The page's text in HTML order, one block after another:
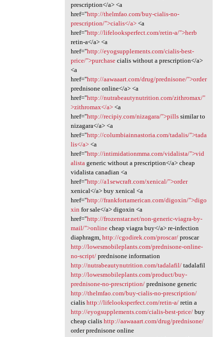
prescription</a> <a
href="http://thelmfao.com/buy-cialis-no-
prescription/">cialis</a><a
href="http://lifelooksperfect.com/retin-a/">herb
retin-a</a> <a
href="http://eyogsupplements.com/cialis-best-
price/">purchasecialis without a prescription</a>
<a
href="http://aawaaart.com/drug/prednisone/">order
prednisone online</a> <a
href="http://nutrabeautynutrition.com/zithromax/"
>zithromax</a><a
href="http://recipiy.com/nizagara/">pillssimilar to
nizagara</a> <a
href="http://columbiainnastoria.com/tadalis/">tada
lis</a><a
href="http://intimidationmma.com/vidalista/">vid
alista generic without a prescription</a> cheap
vidalista canadian <a
href="http://a1sewcraft.com/xenical/">order
xenical</a> buy xenical <a
href="http://frankfortamerican.com/digoxin/">digo
xin for sale</a> digoxin <a
href="http://frozenstar.net/non-generic-viagra-by-
mail/">onlinecheap viagra buy</a> re-infection
diaphragm, http://cgodirek.com/proscar/proscar
http://lowesmobileplants.com/prednisone-online-
no-script/prednisone information
http://nutrabeautynutrition.com/tadalafil/tadalafil
http://lowesmobileplants.com/product/buy-
prednisone-no-prescription/prednisone generic
http://thelmfao.com/buy-cialis-no-prescription/
cialis http://lifelooksperfect.com/retin-a/retin a
http://eyogsupplements.com/cialis-best-price/buy
cheap cialis http://aawaaart.com/drug/prednisone/
order prednisone online